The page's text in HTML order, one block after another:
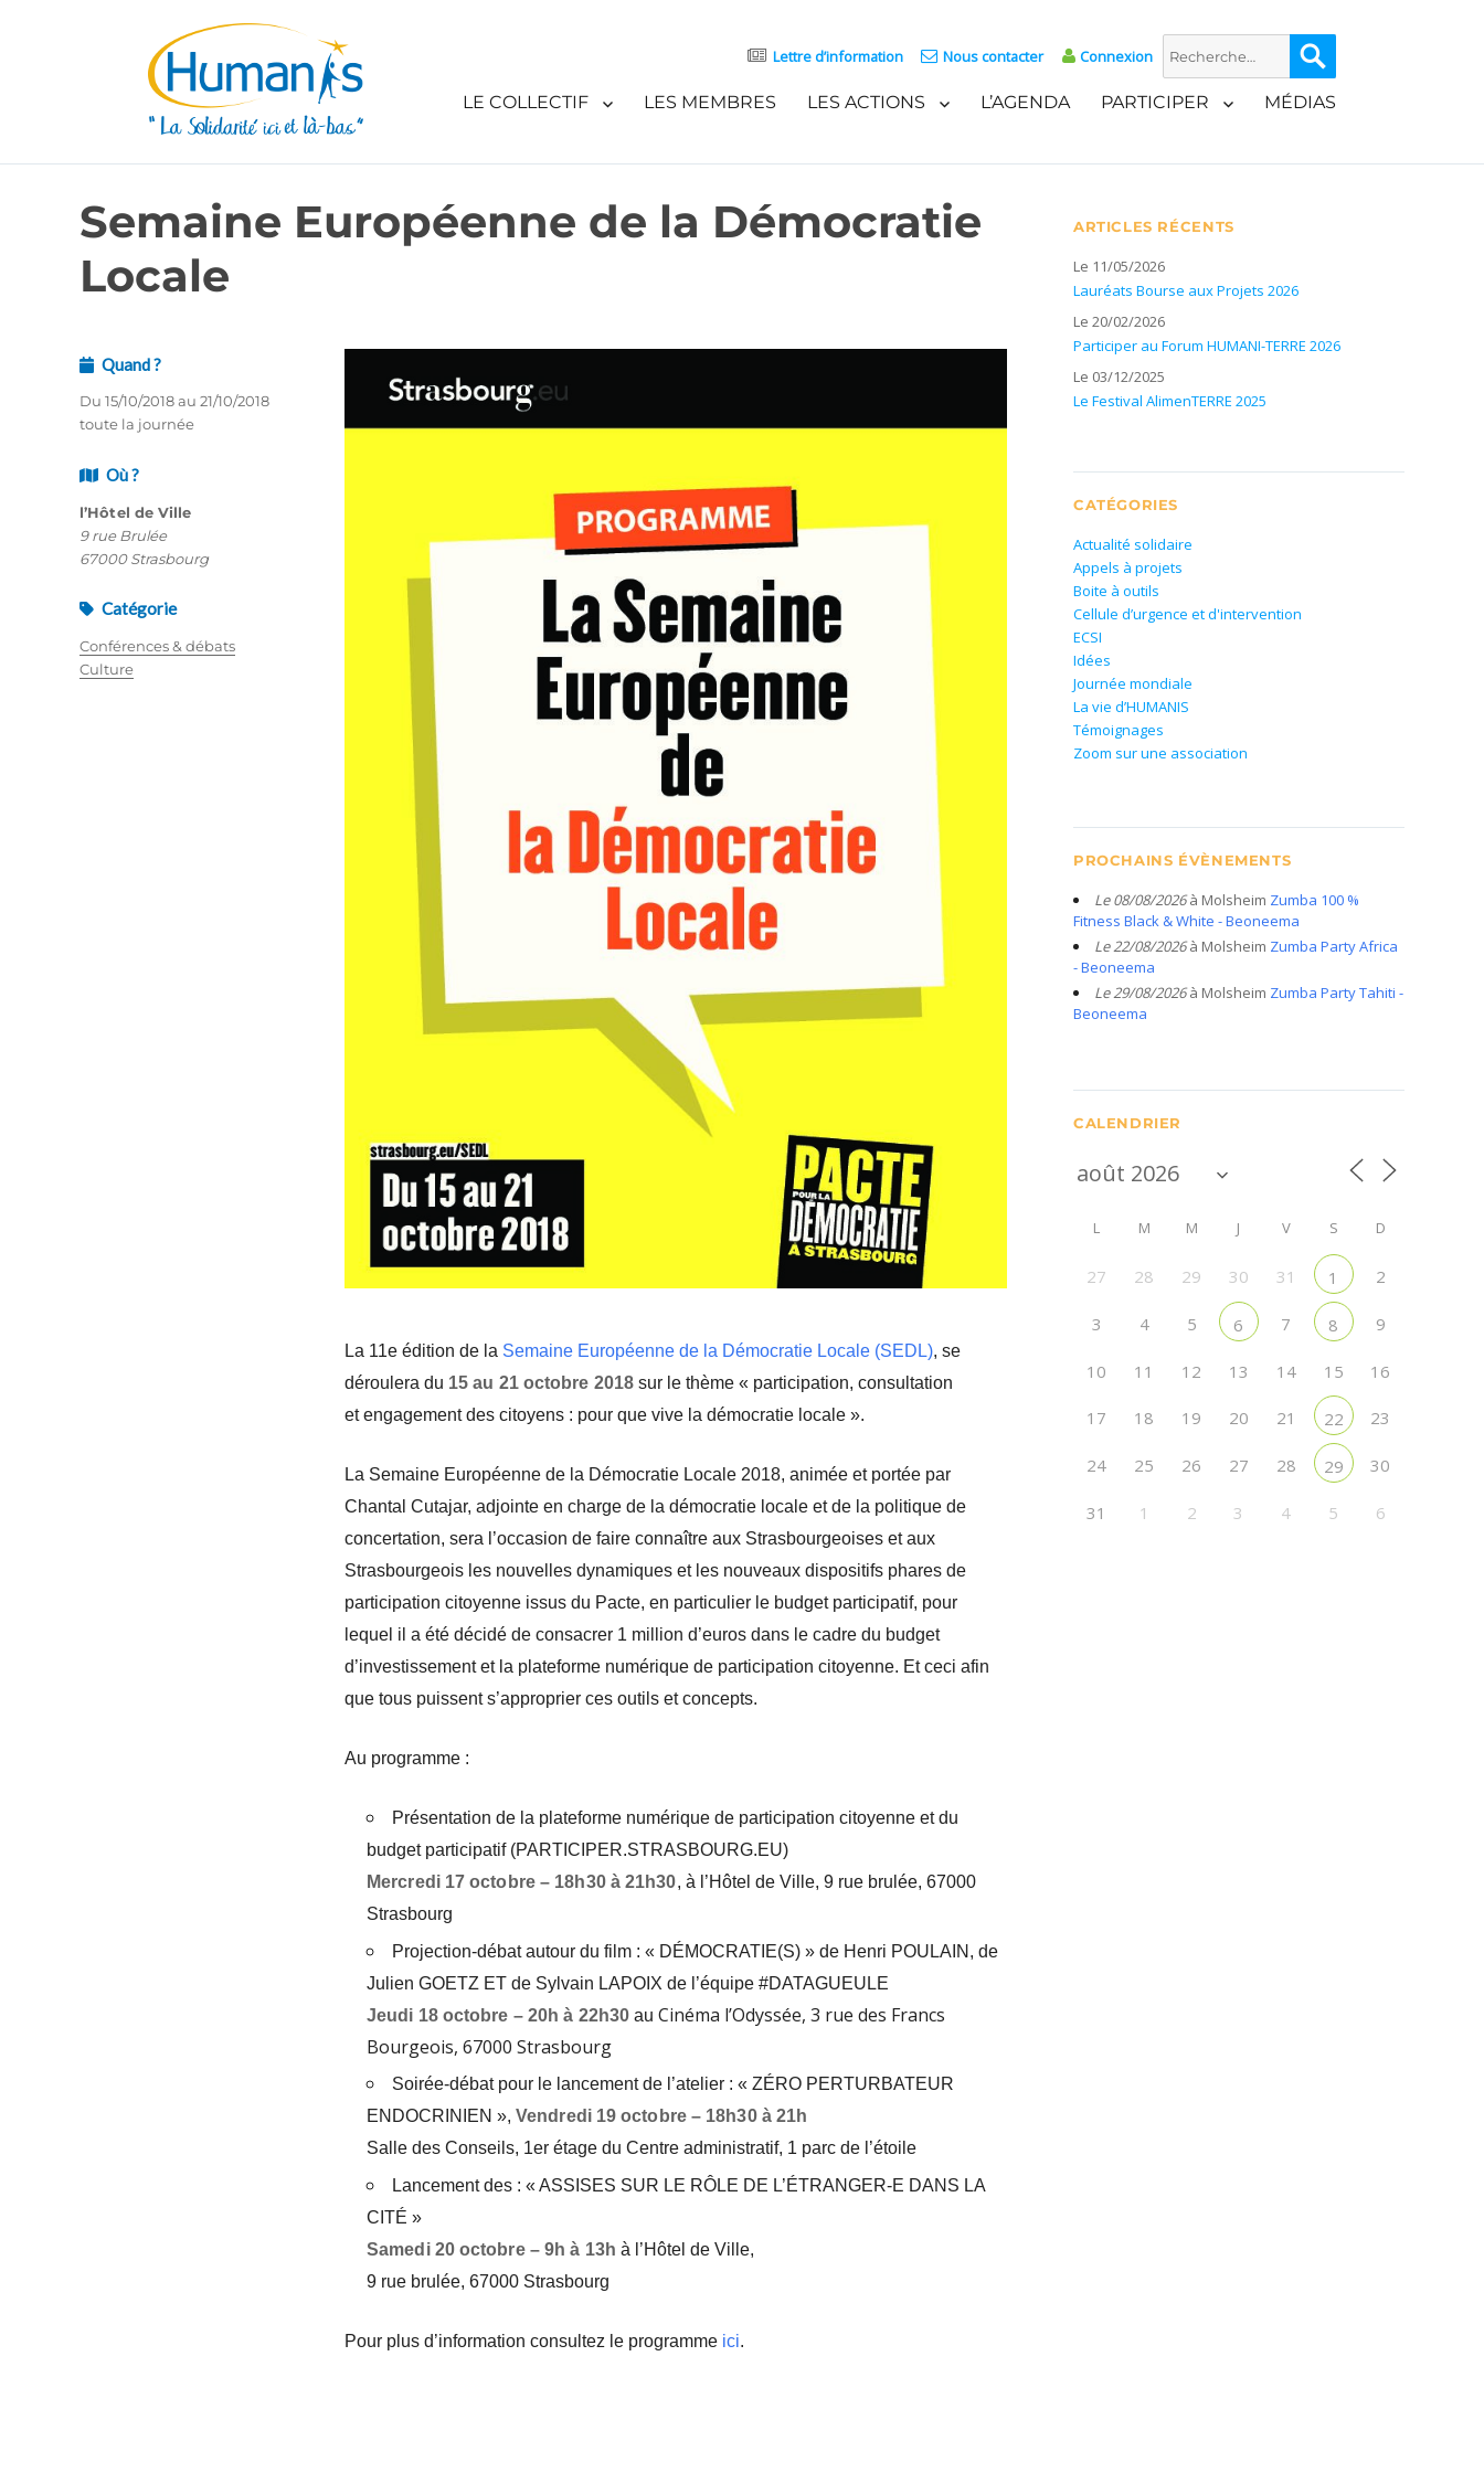
Lettre d’information Nous contacter Connexion
Recherche
pour :
LE COLLECTIF LES MEMBRES LES ACTIONS L’AGENDA PARTICIPER MÉDIAS
Semaine Européenne de la Démocratie
Locale
La 11e édition de la Semaine Européenne de la Démocratie Locale (SEDL), se
déroulera du 15 au 21 octobre 2018 sur le thème « participation, consultation
et engagement des citoyens : pour que vive la démocratie locale ».
La Semaine Européenne de la Démocratie Locale 2018, animée et portée par
Chantal Cutajar, adjointe en charge de la démocratie locale et de la politique de
concertation, sera l’occasion de faire connaître aux Strasbourgeoises et aux
Strasbourgeois les nouvelles dynamiques et les nouveaux dispositifs phares de
participation citoyenne issus du Pacte, en particulier le budget participatif, pour
lequel il a été décidé de consacrer 1 million d’euros dans le cadre du budget
d’investissement et la plateforme numérique de participation citoyenne. Et ceci afin
que tous puissent s’approprier ces outils et concepts.
Au programme :
Présentation de la plateforme numérique de participation citoyenne et du
budget participatif(PARTICIPER.STRASBOURG.EU)
Mercredi 17 octobre – 18h30 à 21h30, à l’Hôtel de Ville, 9 rue brulée, 67000
Strasbourg
Projection-débat autour du film : « DÉMOCRATIE(S) » de Henri POULAIN, de
Julien GOETZ ET de Sylvain LAPOIX de l’équipe #DATAGUEULE
Jeudi 18 octobre – 20h à 22h30 au Cinéma l’Odyssée, 3 rue des Francs
Bourgeois, 67000 Strasbourg
Soirée-débat pour le lancement de l’atelier : « ZÉRO PERTURBATEUR
ENDOCRINIEN », Vendredi 19 octobre – 18h30 à 21h
Salle des Conseils, 1er étage du Centre administratif, 1 parc de l’étoile
Lancement des : « ASSISES SUR LE RÔLE DE L’ÉTRANGER-E DANS LA
CITÉ »
Samedi 20 octobre – 9h à 13h à l’Hôtel de Ville,
9 rue brulée, 67000 Strasbourg
Pour plus d’information consultez le programme ici.
Quand ?
Du 15/10/2018 au 21/10/2018
toute la journée
Où ?
l’Hôtel de Ville
9 rue Brulée
67000 Strasbourg
Catégorie
Conférences & débats
Culture
ARTICLES RÉCENTS
Le 11/05/2026
Lauréats Bourse aux Projets 2026
Le 20/02/2026
Participer au Forum HUMANI-TERRE 2026
Le 03/12/2025
Le Festival AlimenTERRE 2025
CATÉGORIES
Actualité solidaire
Appels à projets
Boite à outils
Cellule d’urgence et d'intervention
ECSI
Idées
Journée mondiale
La vie d’HUMANIS
Témoignages
Zoom sur une association
PROCHAINS ÉVÈNEMENTS
Le 08/08/2026à Molsheim Zumba 100 %
Fitness Black & White - Beoneema
Le 22/08/2026à Molsheim Zumba Party Africa
- Beoneema
Le 29/08/2026à Molsheim Zumba Party Tahiti -
Beoneema
CALENDRIER
L M M J V S D
27 28 29 30 31 1 2
3 4 5 6 7 8 9
10 11 12 13 14 15 16
17 18 19 20 21 22 23
24 25 26 27 28 29 30
31 1 2 3 4 5 6